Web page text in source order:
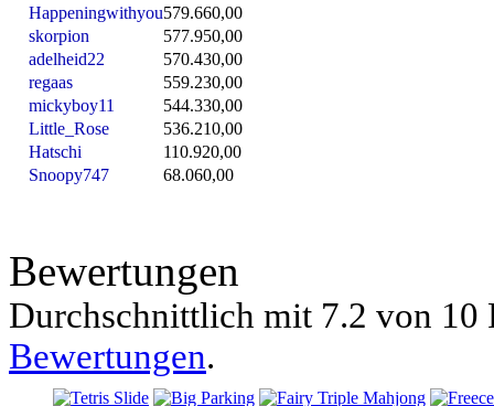
Happeningwithyou579.660,00
skorpion
577.950,00
adelheid22
570.430,00
regaas
559.230,00
mickyboy11
544.330,00
Little_Rose
536.210,00
Hatschi
110.920,00
Snoopy747
68.060,00
Bewertungen
Durchschnittlich mit 7.2 von 10
Bewertungen.